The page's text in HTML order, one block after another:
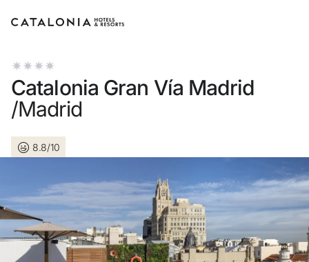
Bitte melden Sie sich an
LOGIN
Passwort vergessen?
oder verwenden Sie eine der folgenden
Mit Google anmelden
Catalonia Gran Vía Madrid
/Madrid
8.8/10